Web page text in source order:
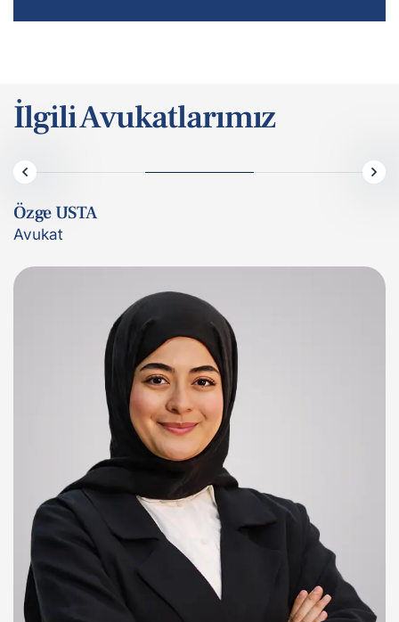
İlgili Avukatlarımız
Özge USTA
Avukat